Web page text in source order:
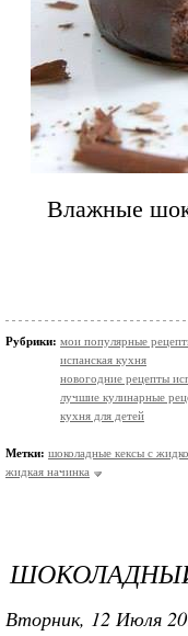
Влажные
Рубрики: мои популярные
испанская кухня
новогодние рецепты
лучшие кулинарные
кухня для детей
Метки: шоколадные кексы с
жидкая начинка
Вторник, 12 Июля